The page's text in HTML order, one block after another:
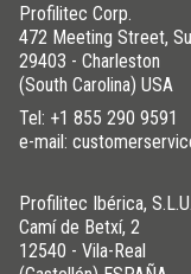
Profilitec Corp.
472 Meeting Street,
29403 - Charleston
(South Carolina) USA
Tel: +1 855 290 9591
e-mail:
Profilitec Ibérica, S.L.U.
Camí de Betxí, 2
12540 - Vila-Real